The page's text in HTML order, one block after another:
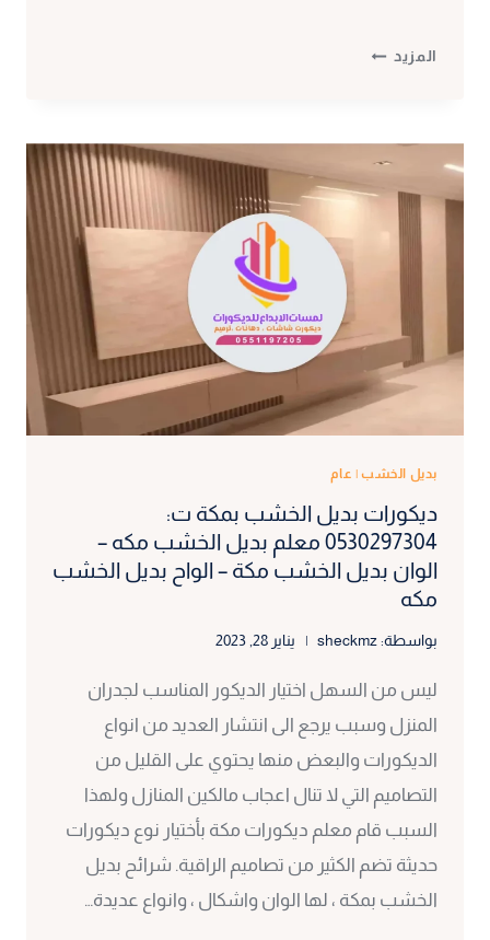
المزيد خشب
0530297304
فواصل
الخشب
خشب
شيبورد
الواح
مكة
بديل الخشب| عام
ديكورات بديل الخشب بمكة ت:
0530297304 معلم بديل الخشب مكه –
الوان بديل الخشب مكة – الواح بديل الخشب
مكه
بواسطة: sheckmz يناير 28, 2023
ليس من السهل اختيار الديكور المناسب لجدران
المنزل وسبب يرجع الى انتشار العديد من انواع
الديكورات والبعض منها يحتوي على القليل من
التصاميم التي لا تنال اعجاب مالكين المنازل ولهذا
السبب قام معلم ديكورات مكة بأختيار نوع ديكورات
حديثة تضم الكثير من تصاميم الراقية. شرائح بديل
الخشب بمكة ، لها الوان واشكال ، وانواع عديدة…